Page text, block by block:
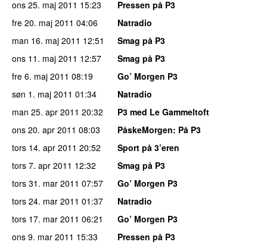
ons 25. maj 2011 15:23
Pressen på P3
fre 20. maj 2011 04:06
Natradio
man 16. maj 2011 12:51
Smag på P3
ons 11. maj 2011 12:57
Smag på P3
fre 6. maj 2011 08:19
Go’ Morgen P3
søn 1. maj 2011 01:34
Natradio
man 25. apr 2011 20:32
P3 med Le Gammeltoft
ons 20. apr 2011 08:03 PåskeMorgen: På P3
tors 14. apr 2011 20:52
Sport på 3’eren
tors 7. apr 2011 12:32
Smag på P3
tors 31. mar 2011 07:57
Go’ Morgen P3
tors 24. mar 2011 01:37
Natradio
tors 17. mar 2011 06:21
Go’ Morgen P3
ons 9. mar 2011 15:33
Pressen på P3